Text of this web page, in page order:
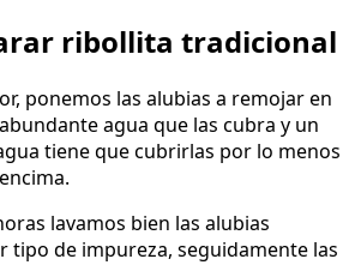
ribollita tradicional
ponemos las alubias a remojar en
agua que las cubra y un
tiene que cubrirlas por lo menos
lavamos bien las alubias
tipo de impureza, seguidamente las